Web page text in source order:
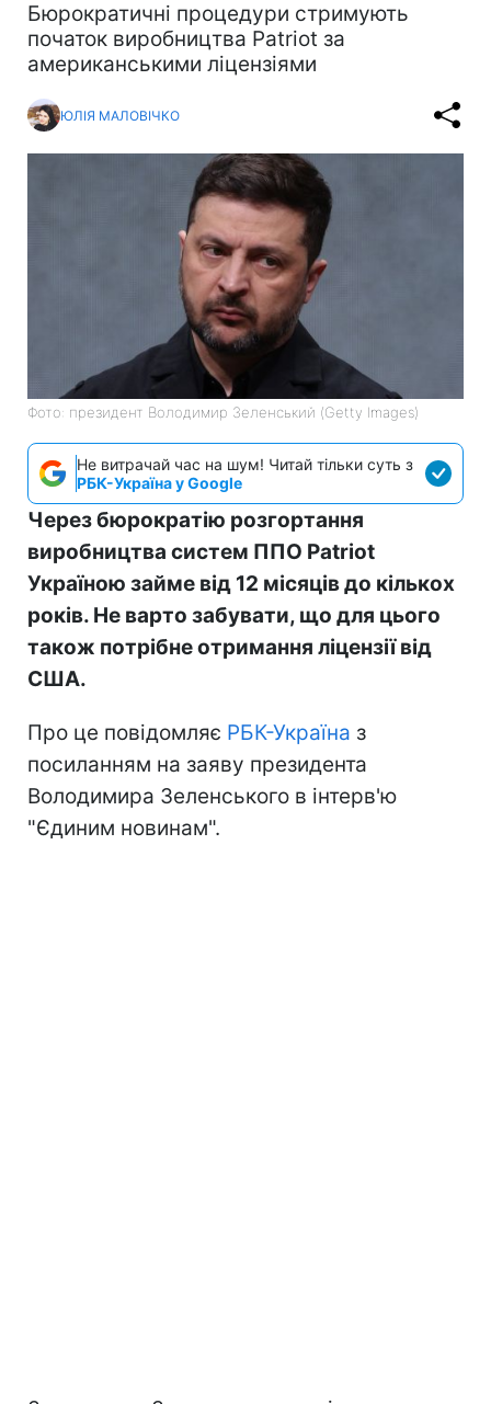
Бюрократичні процедури стримують
початок виробництва Patriot за
американськими ліцензіями
ЮЛІЯ МАЛОВІЧКО
Фото: президент Володимир Зеленський (Getty Images)
Не витрачай час на шум! Читай тільки суть з
РБК-Україна у Google
Через бюрократію розгортання
виробництва систем ППО Patriot
Україною займе від 12 місяців до кількох
років. Не варто забувати, що для цього
також потрібне отримання ліцензії від
США.
Про це повідомляє РБК-Україна з
посиланням на заяву президента
Володимира Зеленського в інтерв'ю
"Єдиним новинам".